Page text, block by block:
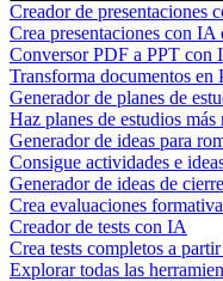
Creador de presentaciones
Crea presentaciones con
Conversor PDF a PPT con
Transforma documentos en
Generador de planes de
Haz planes de estudios
Generador de ideas para
Consigue actividades e
Generador de ideas de
Crea evaluaciones
Creador de tests con IA
Crea tests completos a
Explorar todas las